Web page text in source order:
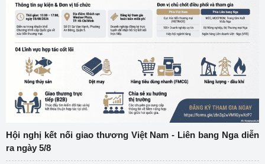
Hội nghị kết nối giao thương Việt Nam - Liên bang Nga diễn
ra ngày 5/8